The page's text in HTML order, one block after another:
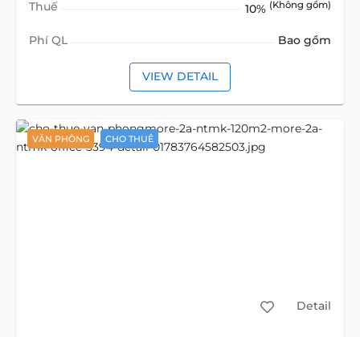
Thuế 10% (Không gồm)
Phí QL Bao gồm
VIEW DETAIL
VĂN PHÒNG CHO THUÊ
Detail